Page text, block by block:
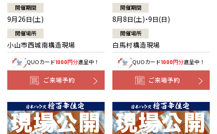
開催期間
9月26日(土)
開催場所
小山市西城南構造現場
QUOカード1000円分進呈中！
ご来場予約
開催期間
8月8日(土)・9日(日)
開催場所
白馬村構造現場
QUOカード1000円分進呈中！
ご来場予約